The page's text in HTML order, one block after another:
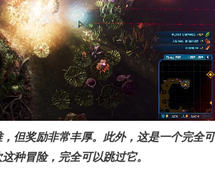
但奖励非常丰厚。此外，这是一个完全可
种冒险，完全可以跳过它。